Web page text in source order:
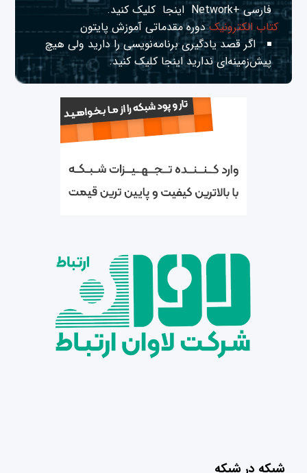
فارسی +Network
اینجا کلیک کنید.
کتاب الکترونیکدوره مقدماتی آموزش پایتون
اگر قصد یادگیری برنامه‌نویسی را دارید ولی هیچ
پیش‌زمینه‌ای نداریداینجا کلیک کنید.
شبکه در شبکه